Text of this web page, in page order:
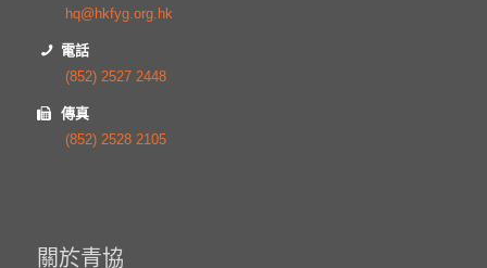
hq@hkfyg.org.hk
電話
(852) 2527 2448
傳真
(852) 2528 2105